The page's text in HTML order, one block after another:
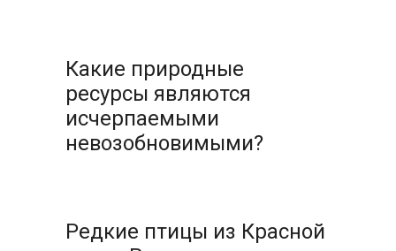
Какие природные
ресурсы являются
исчерпаемыми
невозобновимыми?
Редкие птицы из Красной